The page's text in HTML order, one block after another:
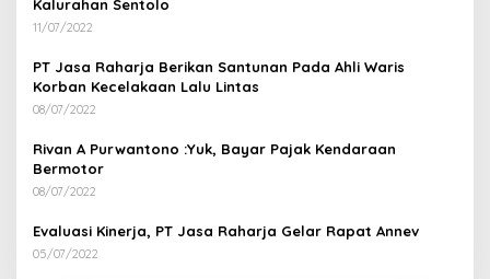
Kalurahan Sentolo
11/07/2022
PT Jasa Raharja Berikan Santunan Pada Ahli Waris
Korban Kecelakaan Lalu Lintas
08/07/2022
Rivan A Purwantono :Yuk, Bayar Pajak Kendaraan
Bermotor
08/07/2022
Evaluasi Kinerja, PT Jasa Raharja Gelar Rapat Annev
05/07/2022